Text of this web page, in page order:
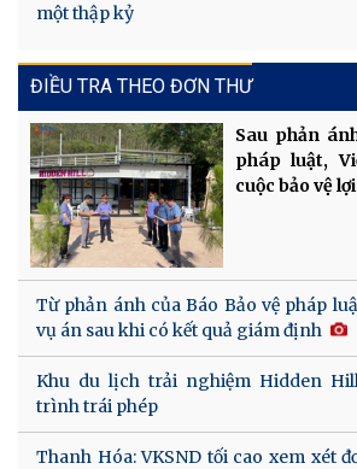
một thập kỷ
ĐIỀU TRA THEO ĐƠN THƯ
Sau phản
pháp luật,
cuộc bảo vệ
Từ phản ánh của Báo Bảo vệ pháp
vụ án sau khi có kết quả giám định
Khu du lịch trải nghiệm Hidden
trình trái phép
Thanh Hóa: VKSND tối cao xem xét